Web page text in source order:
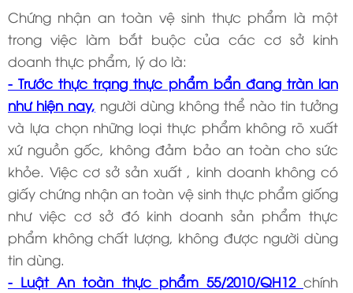
Chứng nhận an toàn vệ sinh thực phẩm là một
trong việc làm bắt buộc của các cơ sở kinh
doanh thực phẩm, lý do là:
- Trước thực trạng thực phẩm bẩn đang tràn lan
như hiện nay, người dùng không thể nào tin tưởng
và lựa chọn những loại thực phẩm không rõ xuất
xứ nguồn gốc, không đảm bảo an toàn cho sức
khỏe. Việc cơ sở sản xuất , kinh doanh không có
giấy chứng nhận an toàn vệ sinh thực phẩm giống
như việc cơ sở đó kinh doanh sản phẩm thực
phẩm không chất lượng, không được người dùng
tin dùng.
- Luật An toàn thực phẩm 55/2010/QH12chính